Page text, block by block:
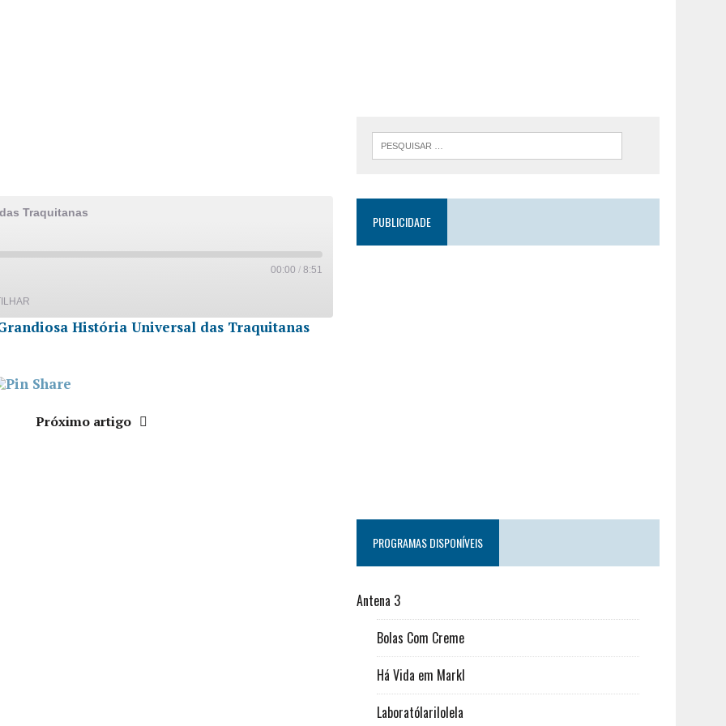
Traquitanas
00:00 / 8:51
História Universal das Traquitanas
Próximo artigo
PUBLICIDADE
PROGRAMAS DISPONÍVEIS
Antena 3
Bolas Com Creme
Há Vida em Markl
Laboratólarilolela